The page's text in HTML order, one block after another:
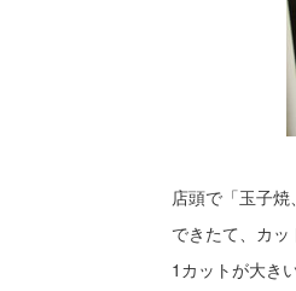
店頭で「玉子
できたて、カッ
1カットが大き